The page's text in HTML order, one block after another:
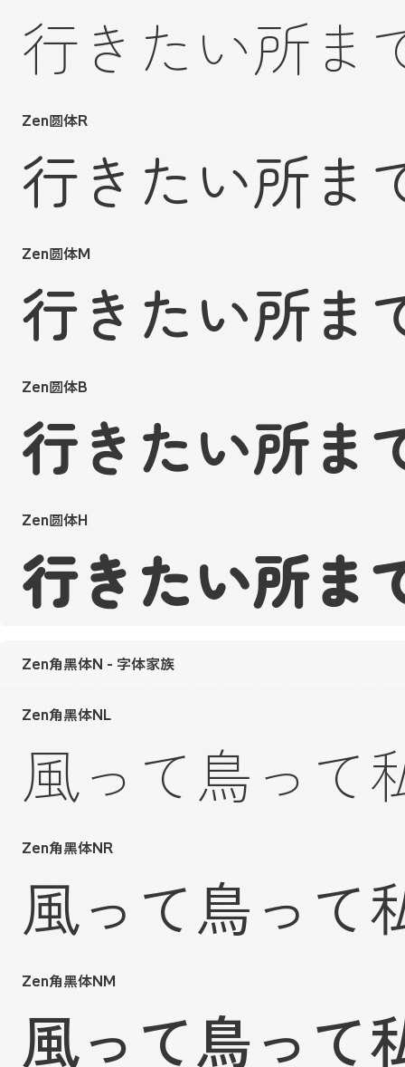
行きたい所ま
Zen圆体R
行きたい所ま
Zen圆体M
行きたい所ま
Zen圆体B
行きたい所ま
Zen圆体H
行きたい所ま
Zen角黑体N - 字体家族
Zen角黑体NL
風って鳥って
Zen角黑体NR
風って鳥って
Zen角黑体NM
風って鳥って